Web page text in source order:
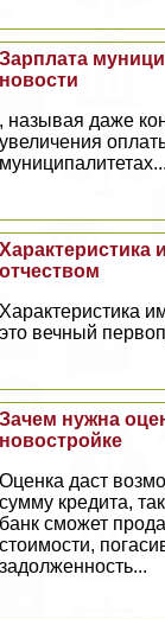
Зарплата
новости
, называя даже
увеличения
муниципалитетах...
Хаpaктеристика
отчеством
Хаpaктеристика
это вечный
Зачем нужна
новостройке
Оценка даст
сумму кредита,
банк сможет
стоимости,
задолженность...